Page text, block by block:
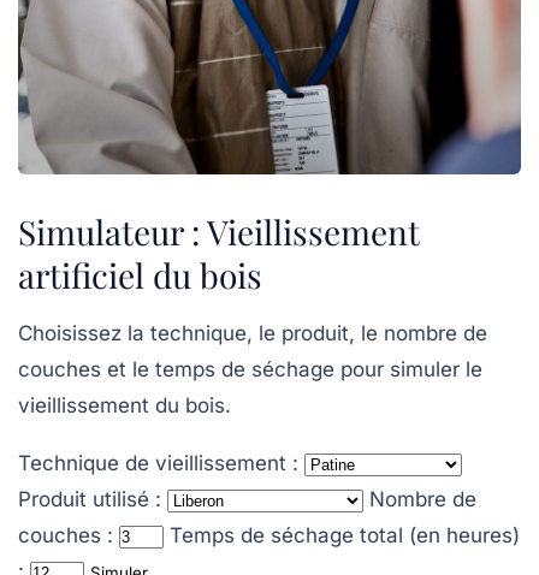
Simulateur : Vieillissement
artificiel du bois
Choisissez la technique, le produit, le nombre de
couches et le temps de séchage pour simuler le
vieillissement du bois.
Technique de vieillissement :
Produit utilisé :
Nombre de
couches :
Temps de séchage total (en heures)